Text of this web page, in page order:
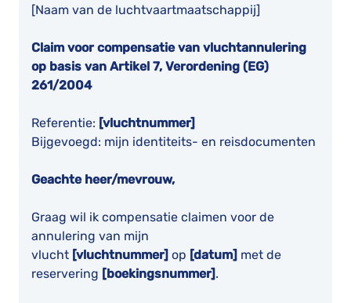
[Naam van de luchtvaartmaatschappij]
Claim voor compensatie van vluchtannulering
op basis van Artikel 7, Verordening (EG)
261/2004
Referentie: [vluchtnummer]
Bijgevoegd: mijn identiteits- en reisdocumenten
Geachte heer/mevrouw,
Graag wil ik compensatie claimen voor de
annulering van mijn
vlucht [vluchtnummer] op [datum] met de
reservering [boekingsnummer] .